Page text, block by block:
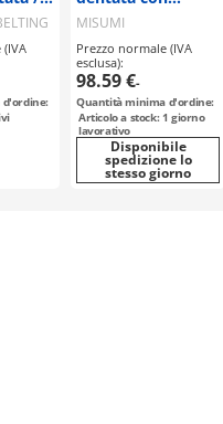
/
/
bussole di
tensionamento /
manicotto
compatto / S8M /
puleggia flangiata
selezionabile /
alluminio, acciaio
MISUMI
Prezzo normale (IVA
esclusa):
98.59 €-
Quantità minima d'ordine:
Articolo a stock: 1 giorno
lavorativo
Disponibile
spedizione lo
stesso giorno